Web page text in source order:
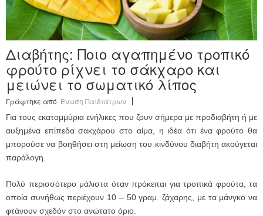
Διαβήτης: Ποιο αγαπημένο τροπικό
φρούτο ρίχνει το σάκχαρο και
μειώνει το σωματικό λίπος
Γράφτηκε από Ένωση Παιδιάτρων
Για τους εκατομμύρια ενήλικες που ζουν σήμερα με προδιαβήτη ή με
αυξημένα επίπεδα σακχάρου στο αίμα, η ιδέα ότι ένα φρούτο θα
μπορούσε να βοηθήσει στη μείωση του κινδύνου διαβήτη ακούγεται
παράλογη.
Πολύ περισσότερο μάλιστα όταν πρόκειται για τροπικά φρούτα, τα
οποία συνήθως περιέχουν 10 – 50 γραμ. ζάχαρης, με τα μάνγκο να
φτάνουν σχεδόν στο ανώτατο όριο.